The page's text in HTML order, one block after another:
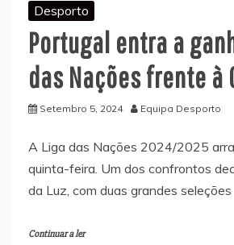
Desporto
Portugal entra a
das Nações frente à
Setembro 5, 2024 Equipa Desporto
A Liga das Nações 2024/2025
quinta-feira. Um dos confrontos
da Luz, com duas grandes seleções
Continuar a ler